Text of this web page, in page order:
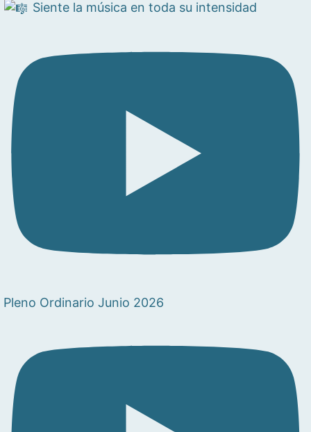
Siente la música en toda su intensidad
Pleno Ordinario Junio 2026